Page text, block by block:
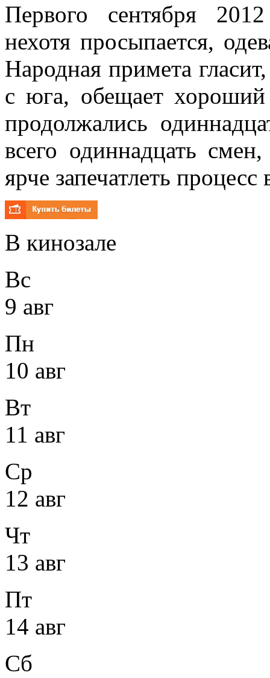
Первого сентября
нехотя просыпается,
Народная примета
с юга, обещает
продолжались
всего одиннадцать
ярче запечатлеть
В кинозале
Вс
9 авг
Пн
10 авг
Вт
11 авг
Ср
12 авг
Чт
13 авг
Пт
14 авг
Сб